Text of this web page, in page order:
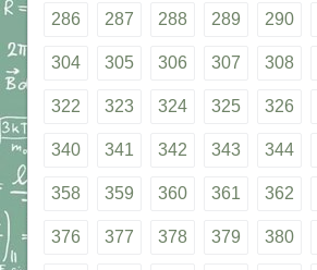
286 287 288 289 290
304 305 306 307 308
322 323 324 325 326
340 341 342 343 344
358 359 360 361 362
376 377 378 379 380